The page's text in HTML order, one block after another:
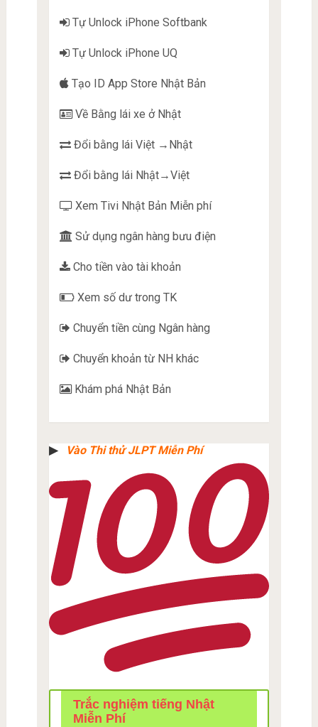
Tự Unlock iPhone Softbank
Tự Unlock iPhone UQ
Tạo ID App Store Nhật Bản
Về Bằng lái xe ở Nhật
Đổi bằng lái Việt →Nhật
Đổi bằng lái Nhật→Việt
Xem Tivi Nhật Bản Miễn phí
Sử dụng ngân hàng bưu điện
Cho tiền vào tài khoản
Xem số dư trong TK
Chuyển tiền cùng Ngân hàng
Chuyển khoản từ NH khác
Khám phá Nhật Bản
▶︎ Vào Thi thử JLPT Miễn Phí
Trắc nghiệm tiếng Nhật
Miễn Phí